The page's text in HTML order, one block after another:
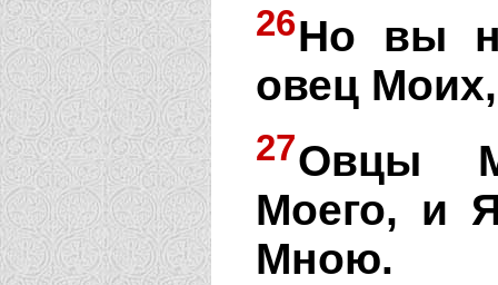
26Но вы
овец
27Овцы
Моего, и
Мною.